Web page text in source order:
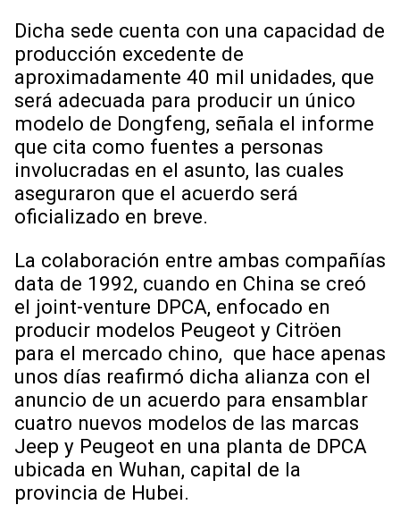
Dicha sede cuenta con una capacidad de
producción excedente de
aproximadamente 40 mil unidades, que
será adecuada para producir un único
modelo de Dongfeng, señala el informe
que cita como fuentes a personas
involucradas en el asunto, las cuales
aseguraron que el acuerdo será
oficializado en breve.
La colaboración entre ambas compañías
data de 1992, cuando en China se creó
el joint-venture DPCA, enfocado en
producir modelos Peugeot y Citröen
para el mercado chino, que hace apenas
unos días reafirmó dicha alianza con el
anuncio de un acuerdo para ensamblar
cuatro nuevos modelos de las marcas
Jeep y Peugeot en una planta de DPCA
ubicada en Wuhan, capital de la
provincia de Hubei.